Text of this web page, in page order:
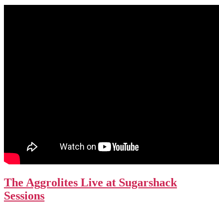
The Aggrolites Live at Sugarshack
Sessions